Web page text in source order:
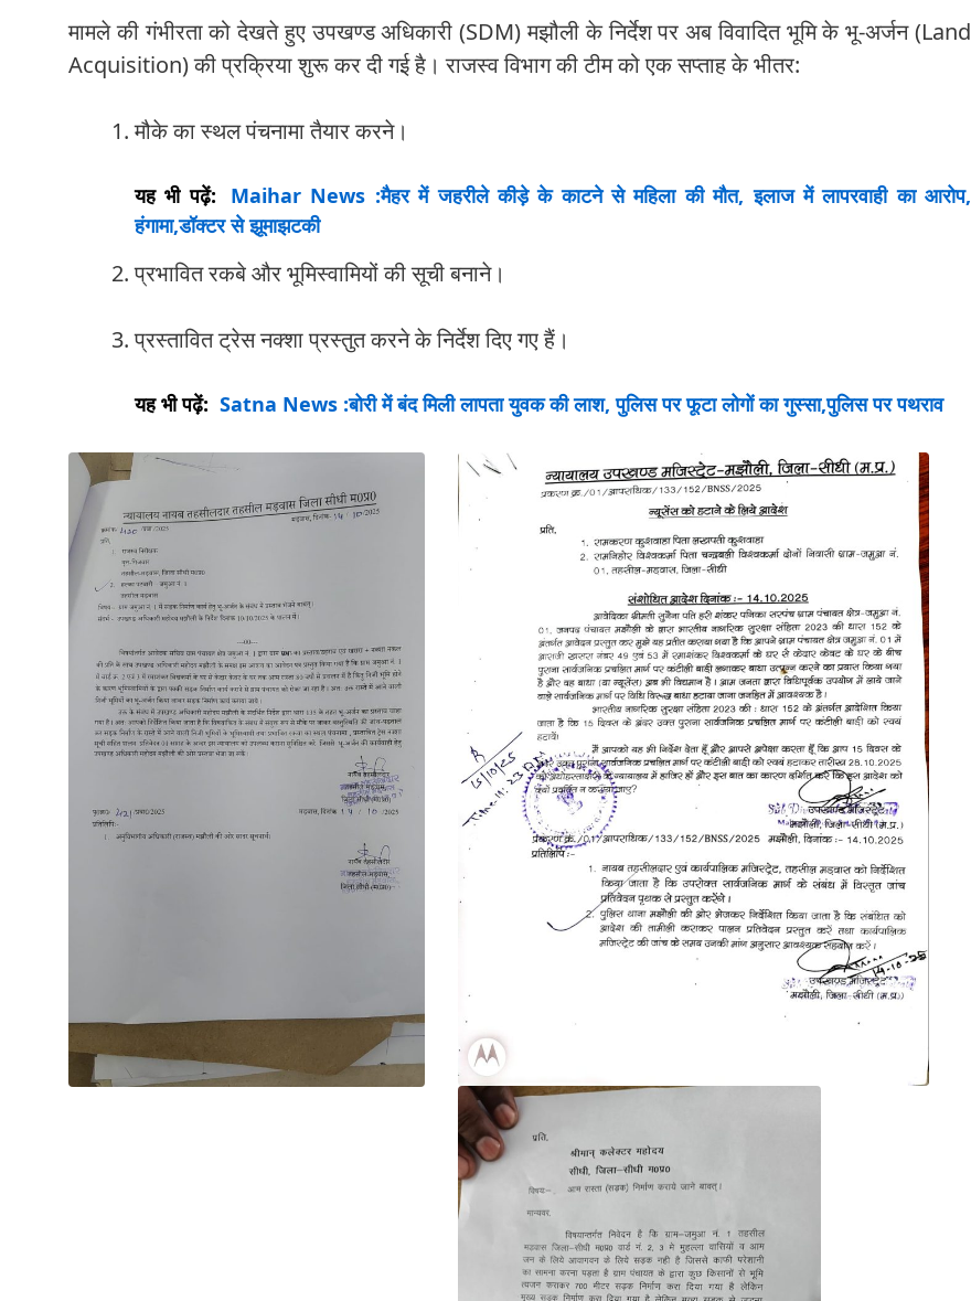
मामले की गंभीरता को देखते हुए उपखण्ड अधिकारी (SDM) मझौली के निर्देश पर अब विवादित भूमि के भू-अर्जन (Land
Acquisition) की प्रक्रिया शुरू कर दी गई है। राजस्व विभाग की टीम को एक सप्ताह के भीतर:
मौके का स्थल पंचनामा तैयार करने।
यह भी पढ़ें:
Maihar News :मैहर में जहरीले कीड़े के काटने से महिला की मौत, इलाज में लापरवाही का आरोप,
हंगामा,डॉक्टर से झूमाझटकी
प्रभावित रकबे और भूमिस्वामियों की सूची बनाने।
प्रस्तावित ट्रेस नक्शा प्रस्तुत करने के निर्देश दिए गए हैं।
यह भी पढ़ें: Satna News :बोरी में बंद मिली लापता युवक की लाश, पुलिस पर फूटा लोगों का गुस्सा,पुलिस पर पथराव